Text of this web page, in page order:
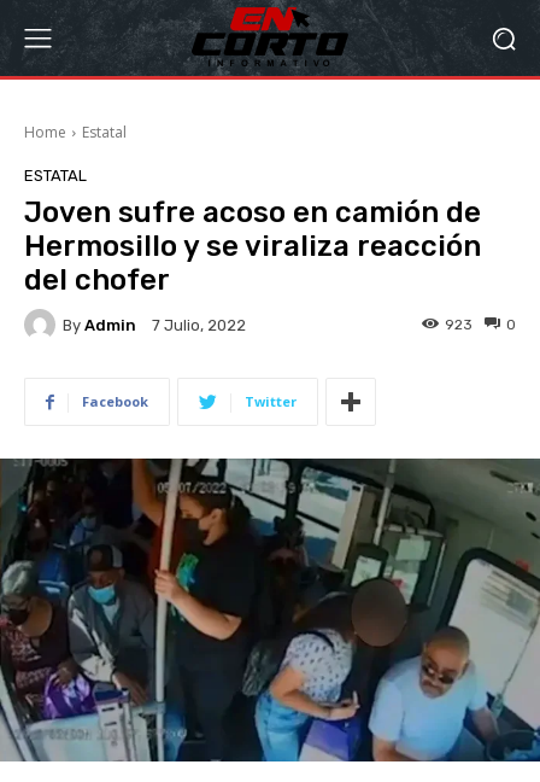
Home Estatal
ESTATAL
Joven sufre acoso en camión de
Hermosillo y se viraliza reacción
del chofer
By Admin 7 Julio, 2022 0
923
Facebook Twitter